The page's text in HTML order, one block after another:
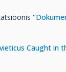
Caught in